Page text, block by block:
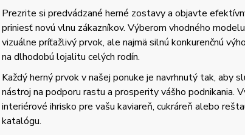
Prezrite si predvádzané herné zostavy a objavte
priniesť novú vlnu zákazníkov. Výberom vhodného
vizuálne príťažlivý prvok, ale najmä silnú konkurenčnú
na dlhodobú lojalitu celých rodín.
Každý herný prvok v našej ponuke je navrhnutý tak, aby
nástroj na podporu rastu a prosperity vášho podnikania.
interiérové ihrisko pre vašu kaviareň, cukráreň alebo
katalógu.